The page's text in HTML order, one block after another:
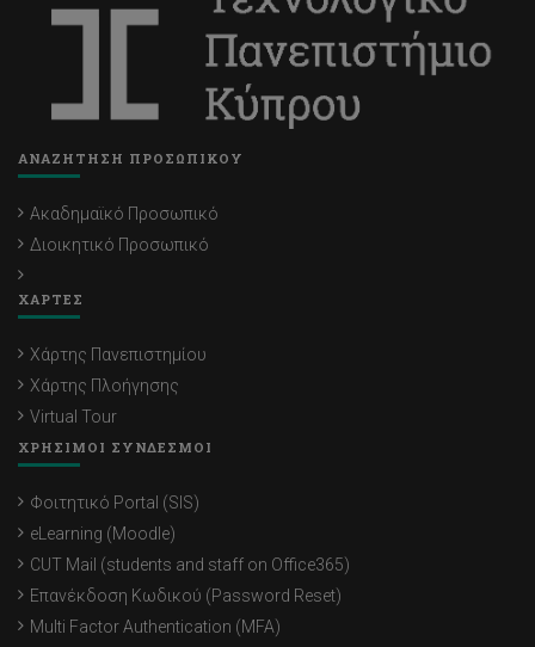
ΑΝΑΖΗΤΗΣΗ ΠΡΟΣΩΠΙΚΟΥ
Ακαδημαϊκό Προσωπικό
Διοικητικό Προσωπικό
ΧΑΡΤΕΣ
Χάρτης Πανεπιστημίου
Χάρτης Πλοήγησης
Virtual Tour
ΧΡΗΣΙΜΟΙ ΣΥΝΔΕΣΜΟΙ
Φοιτητικό Portal (SIS)
eLearning (Moodle)
CUT Mail (students and staff on Office365)
Επανέκδοση Κωδικού (Password Reset)
Multi Factor Authentication (MFA)